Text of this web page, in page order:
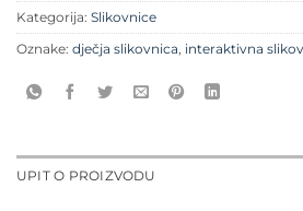
Kategorija: Slikovnice
Oznake: dječja slikovnica interaktivna
UPIT O PROIZVODU